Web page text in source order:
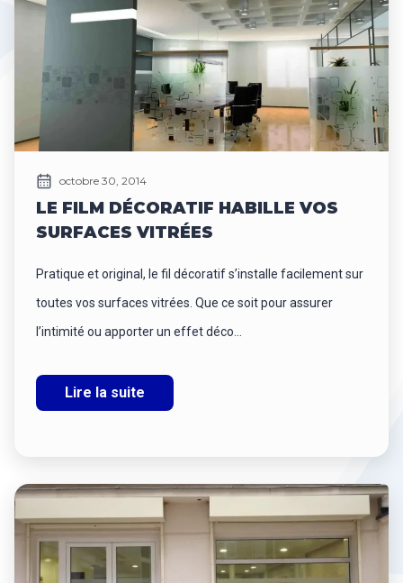
octobre 30, 2014
LE FILM DÉCORATIF HABILLE VOS
SURFACES VITRÉES
Pratique et original, le fil décoratif s’installe facilement sur
toutes vos surfaces vitrées. Que ce soit pour assurer
l’intimité ou apporter un effet déco...
Lire la suite